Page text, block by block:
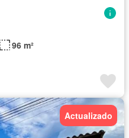
96 m²
Actualizado